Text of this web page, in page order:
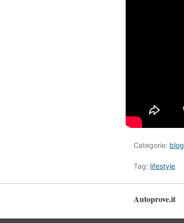
Categorie: blog
Tag: lifestyle
Autoprove.it